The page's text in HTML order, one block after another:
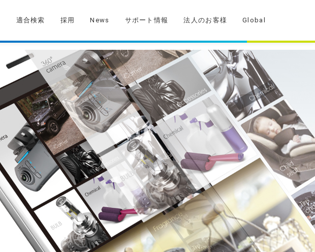
適合検索 採用 News サポート情報 法人のお客様 Global